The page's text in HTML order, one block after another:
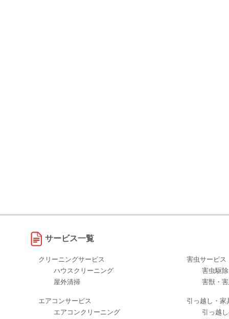
サービス一覧
クリーニングサービス
ハウスクリーニング
屋外清掃
エアコンサービス
エアコンクリーニング
害虫サービス
害虫駆除
害獣・
引っ越し・家
引っ越